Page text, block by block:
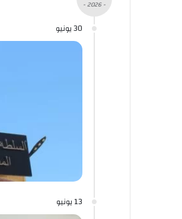
- 2026 -
30 يونيو
13 يونيو